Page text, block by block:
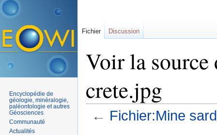
Voir la source
crete.jpg
← Fichier:Mine
Fichier Discussion
Encyclopédie de
géologie, minéralogie,
paléontologie et autres
Géosciences
Communauté
Actualités